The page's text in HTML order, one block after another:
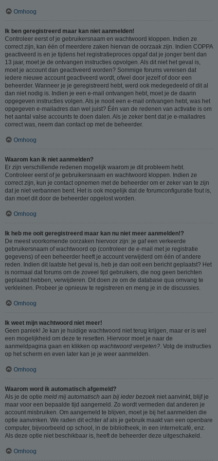
Omhoog
Ik ben geregistreerd maar kan niet aanmelden!
Controleer eerst of je gebruikersnaam en wachtwoord kloppen. Indien ze
correct zijn, kan één of meerdere zaken hiervan de oorzaak zijn. Indien COPPA
geactiveerd is en je tijdens het registratieproces opgaf dat je jonger bent dan
13 jaar, moet je de ontvangen instructies opvolgen. Als dit niet het geval is,
moet je account dan geactiveerd worden? Sommige forums vereisen dat
iedere nieuwe account geactiveerd wordt, ofwel door jezelf of door een
beheerder. Wanneer je je geregistreerd hebt, werd ook medegedeeld of dit al
dan niet nodig is. Indien je een e-mail ontvangen hebt, moet je de daarin
opgegeven instructies volgen. Als je nooit een e-mail ontvangen hebt, was het
opgegeven e-mailadres dan wel juist? Één van de redenen van activatie is om
het aantal valse accounts te doen dalen. Als je zeker bent dat je e-mailadres
correct was, neem dan contact op met de beheerder.
Omhoog
Waarom kan ik niet aanmelden?
Er zijn verschillende redenen mogelijk waarom je dit probleem hebt.
Controleer eerst of je gebruikersnaam en wachtwoord kloppen. Indien ze
correct zijn, kun je contact opnemen met de beheerder om er zeker van te zijn
dat je niet verbannen bent. Het is ook mogelijk dat de forumconfiguratie fout is,
dan moet dit door de beheerder opgelost worden.
Omhoog
Ik heb me ooit geregistreerd maar kan nu niet meer aanmelden!?
De meest voorkomende oorzaken hiervoor zijn: je gaf een verkeerde
gebruikersnaam of wachtwoord op (controleer de e-mail met je registratie
gegevens) of een beheerder heeft je account verwijderd om één of andere
reden. Indien dit laatste het geval is, heb je dan ooit een bericht geplaatst? Het
is normaal dat forums om de zoveel tijd gebruikers, die nog geen berichten
geplaatst hebben, verwijderen. Dit doen ze om de database qua omvang te
verkleinen. Probeer je opnieuw te registreren en meng je in de discussies.
Omhoog
Ik weet mijn wachtwoord niet meer!
Geen paniek! Je kan je huidige wachtwoord niet terug krijgen, maar er is wel
een mogelijkheid om deze te resetten. Hiervoor moet je naar de
aanmeldpagina gaan en klikken op wachtwoord vergeten? . Volg de instructies
op het scherm en even later kan je je weer aanmelden.
Omhoog
Waarom word ik automatisch afgemeld?
Als je de optie meld mij automatisch aan bij ieder bezoek niet aanvinkt, blijf je
maar voor een bepaalde tijd aangemeld. Zo wordt vermeden dat anderen je
account misbruiken. Om aangemeld te blijven, moet je bij het aanmelden die
optie aanvinken. We raden dit echter af als je gebruik maakt van een openbare
computer, bijvoorbeeld op school, in de bibliotheek, in een internetcafé, enz.
Als deze optie niet beschikbaar is, heeft de beheerder deze uitgeschakeld.
Omhoog